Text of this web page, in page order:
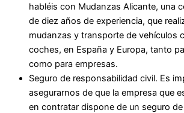
habléis con Mudanzas Alicante, una
de diez años de experiencia, que
mudanzas y transporte de vehículos
coches, en España y Europa, tanto
como para empresas.
Seguro de responsabilidad civil. Es
asegurarnos de que la empresa que
en contratar dispone de un seguro